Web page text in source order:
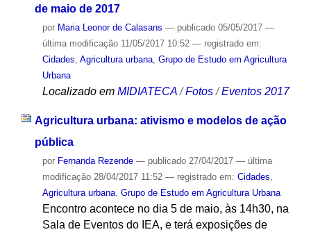
de maio de 2017
por Maria Leonor de Calasans — publicado05/05/2017 —
última modificação11/05/2017 10:52 — registrado em:
Cidades Agricultura urbana, Grupo de Estudo em Agricultura
Urbana
Localizado em MIDIATECA /Fotos /Eventos 2017
Agricultura urbana: ativismo e modelos de ação
pública
por Fernanda Rezende — publicado27/04/2017 — última
modificação28/04/2017 11:52 — registrado em: Cidades,
Agricultura urbana, Grupo de Estudo em Agricultura Urbana
Encontro acontece no dia 5 de maio, às 14h30, na
Sala de Eventos do IEA, e terá exposições de